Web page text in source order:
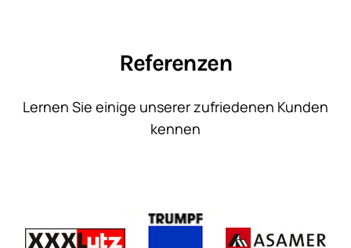
Referenzen
Lernen Sie einige unserer zufriedenen Kunden
kennen